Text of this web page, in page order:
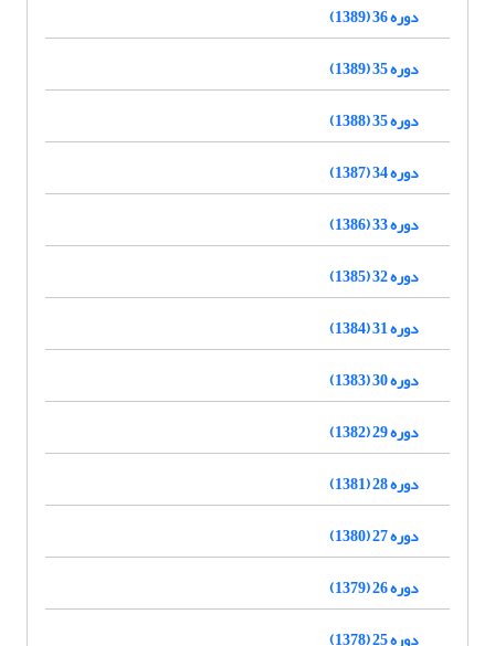
دوره 36 (1389)
دوره 35 (1389)
دوره 35 (1388)
دوره 34 (1387)
دوره 33 (1386)
دوره 32 (1385)
دوره 31 (1384)
دوره 30 (1383)
دوره 29 (1382)
دوره 28 (1381)
دوره 27 (1380)
دوره 26 (1379)
دوره 25 (1378)